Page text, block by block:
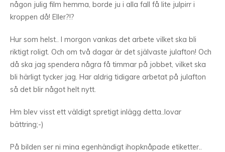
någon julig film hemma, borde ju i alla fall få lite julpirr i
kroppen då! Eller?!?
Hur som helst.. I morgon vankas det arbete vilket ska bli
riktigt roligt. Och om två dagar är det självaste julafton! Och
då ska jag spendera några få timmar på jobbet, vilket ska
bli härligt tycker jag. Har aldrig tidigare arbetat på julafton
så det blir något helt nytt.
Hm blev visst ett väldigt spretigt inlägg detta..lovar
bättring;-)
På bilden ser ni mina egenhändigt ihopknåpade etiketter..